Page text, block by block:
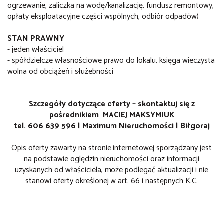
ogrzewanie, zaliczka na wodę/kanalizację, fundusz remontowy,
opłaty eksploatacyjne części wspólnych, odbiór odpadów)
STAN PRAWNY
- jeden właściciel
- spółdzielcze własnościowe prawo do lokalu, księga wieczysta
wolna od obciążeń i służebności
Szczegóły dotyczące oferty – skontaktuj się z
pośrednikiem MACIEJ MAKSYMIUK
tel. 606 639 596 | Maximum Nieruchomości | Biłgoraj
Opis oferty zawarty na stronie internetowej sporządzany jest
na podstawie oględzin nieruchomości oraz informacji
uzyskanych od właściciela, może podlegać aktualizacji i nie
stanowi oferty określonej w art. 66 i następnych K.C.